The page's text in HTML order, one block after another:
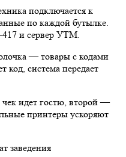
подключается к
по каждой бутылке.
417 и сервер УТМ.
— товары с кодами
код, система передает
идет гостю, второй —
принтеры ускоряют
заведения